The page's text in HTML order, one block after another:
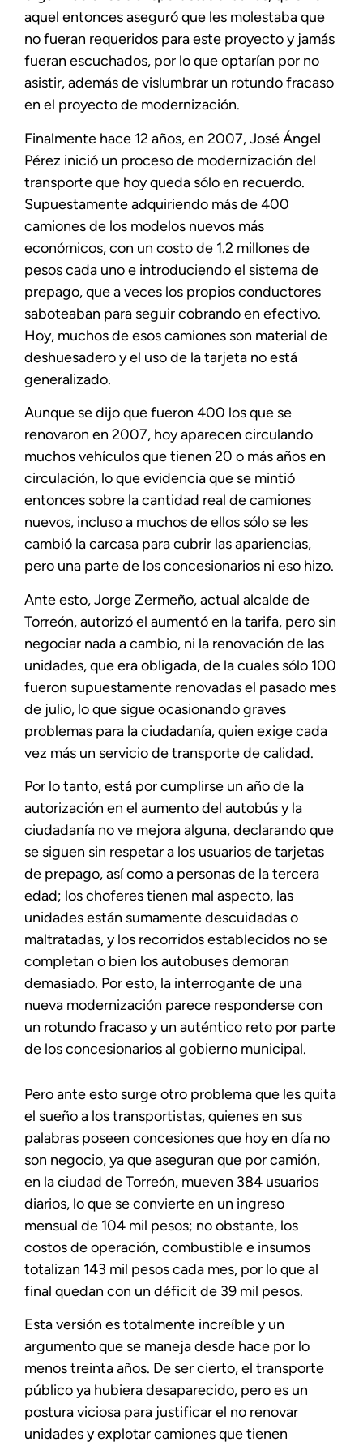
aquel entonces aseguró que les molestaba que
no fueran requeridos para este proyecto y jamás
fueran escuchados, por lo que optarían por no
asistir, además de vislumbrar un rotundo fracaso
en el proyecto de modernización.
Finalmente hace 12 años, en 2007, José Ángel
Pérez inició un proceso de modernización del
transporte que hoy queda sólo en recuerdo.
Supuestamente adquiriendo más de 400
camiones de los modelos nuevos más
económicos, con un costo de 1.2 millones de
pesos cada uno e introduciendo el sistema de
prepago, que a veces los propios conductores
saboteaban para seguir cobrando en efectivo.
Hoy, muchos de esos camiones son material de
deshuesadero y el uso de la tarjeta no está
generalizado.
Aunque se dijo que fueron 400 los que se
renovaron en 2007, hoy aparecen circulando
muchos vehículos que tienen 20 o más años en
circulación, lo que evidencia que se mintió
entonces sobre la cantidad real de camiones
nuevos, incluso a muchos de ellos sólo se les
cambió la carcasa para cubrir las apariencias,
pero una parte de los concesionarios ni eso hizo.
Ante esto, Jorge Zermeño, actual alcalde de
Torreón, autorizó el aumentó en la tarifa, pero sin
negociar nada a cambio, ni la renovación de las
unidades, que era obligada, de la cuales sólo 100
fueron supuestamente renovadas el pasado mes
de julio, lo que sigue ocasionando graves
problemas para la ciudadanía, quien exige cada
vez más un servicio de transporte de calidad.
Por lo tanto, está por cumplirse un año de la
autorización en el aumento del autobús y la
ciudadanía no ve mejora alguna, declarando que
se siguen sin respetar a los usuarios de tarjetas
de prepago, así como a personas de la tercera
edad; los choferes tienen mal aspecto, las
unidades están sumamente descuidadas o
maltratadas, y los recorridos establecidos no se
completan o bien los autobuses demoran
demasiado. Por esto, la interrogante de una
nueva modernización parece responderse con
un rotundo fracaso y un auténtico reto por parte
de los concesionarios al gobierno municipal.
Pero ante esto surge otro problema que les quita
el sueño a los transportistas, quienes en sus
palabras poseen concesiones que hoy en día no
son negocio, ya que aseguran que por camión,
en la ciudad de Torreón, mueven 384 usuarios
diarios, lo que se convierte en un ingreso
mensual de 104 mil pesos; no obstante, los
costos de operación, combustible e insumos
totalizan 143 mil pesos cada mes, por lo que al
final quedan con un déficit de 39 mil pesos.
Esta versión es totalmente increíble y un
argumento que se maneja desde hace por lo
menos treinta años. De ser cierto, el transporte
público ya hubiera desaparecido, pero es un
postura viciosa para justificar el no renovar
unidades y explotar camiones que tienen